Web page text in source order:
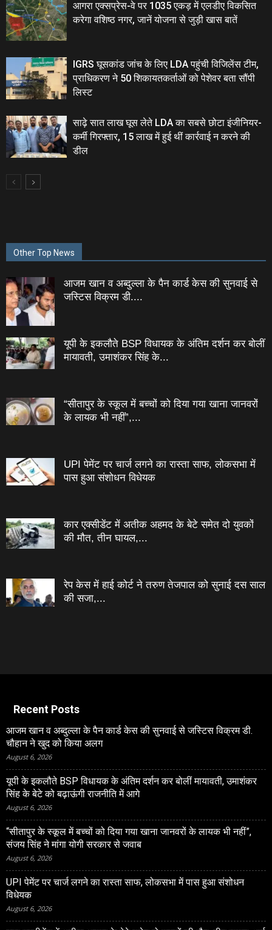
आगरा एक्सप्रेस-वे पर 1035 एकड़ में एलडीए विकसित
करेगा वशिष्‍ठ नगर, जानें योजना से जुड़ी खास बातें
IGRS घूसकांड जांच के लिए LDA पहुंची विजिलेंस टीम,
प्राधिकरण ने 50 शिकायतकर्ताओं को पेशेवर बता सौंपी
लिस्‍ट
साढ़े सात लाख घूस लेते LDA का सबसे छोटा इंजीनियर-
कर्मी गिरफ्तार, 15 लाख में हुई थीं कार्रवाई न करने की
डील
Other Top News
आजम खान व अब्दुल्ला के पैन कार्ड केस की सुनवाई से
जस्टिस विक्रम डी....
यूपी के इकलौते BSP विधायक के अंतिम दर्शन कर बोलीं
मायावती, उमाशंकर सिंह के...
“सीतापुर के स्‍कूल में बच्‍चों को दिया गया खाना जानवरों
के लायक भी नहीं”,...
UPI पेमेंट पर चार्ज लगने का रास्ता साफ, लोकसभा में
पास हुआ संशोधन विधेयक
कार एक्सीडेंट में अतीक अहमद के बेटे समेत दो युवकों
की मौत, तीन घायल,...
रेप केस में हाई कोर्ट ने तरुण तेजपाल को सुनाई दस साल
की सजा,...
Recent Posts
आजम खान व अब्दुल्ला के पैन कार्ड केस की सुनवाई से जस्टिस विक्रम डी.
चौहान ने खुद को किया अलग
August 6, 2026
यूपी के इकलौते BSP विधायक के अंतिम दर्शन कर बोलीं मायावती, उमाशंकर
सिंह के बेटे को बढ़ाऊंगी राजनीति में आगे
August 6, 2026
“सीतापुर के स्‍कूल में बच्‍चों को दिया गया खाना जानवरों के लायक भी नहीं”,
संजय सिंह ने मांगा योगी सरकार से जवाब
August 6, 2026
UPI पेमेंट पर चार्ज लगने का रास्ता साफ, लोकसभा में पास हुआ संशोधन
विधेयक
August 6, 2026